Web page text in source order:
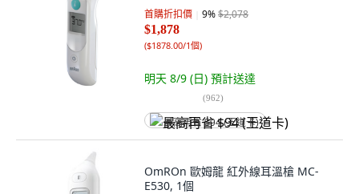
首購折扣價 9%$2,078
$1,878
($1878.00/1個)
明天 8/9 (日) 預計送達
(962)
最高再省 $94 (王道卡)
OmROn 歐姆龍 紅外線耳溫槍 MC-
E530, 1個